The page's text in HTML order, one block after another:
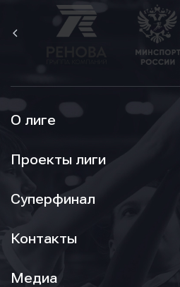
О лиге
Проекты лиги
Суперфинал
Контакты
Медиа